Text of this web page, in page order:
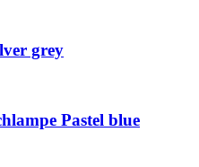
grey
Pastel blue